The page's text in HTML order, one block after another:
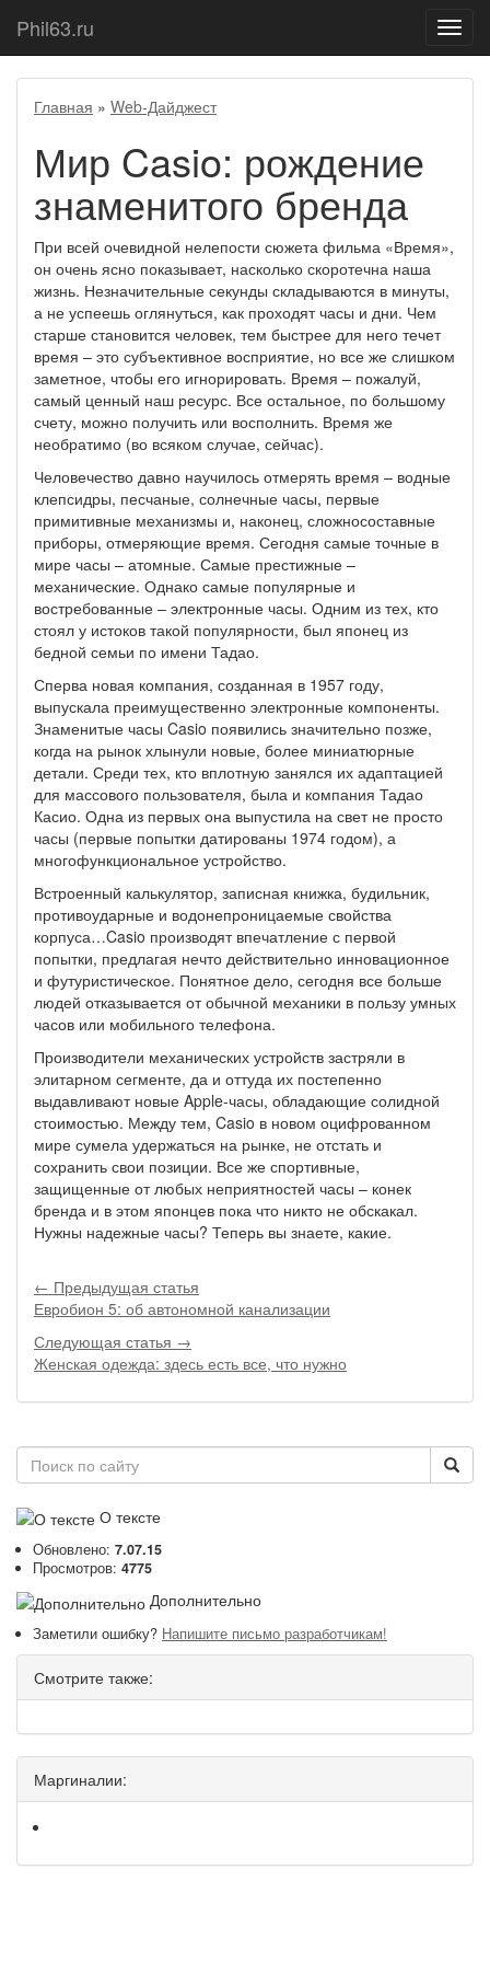
меню
Phil63.ru
Главная » Web-Дайджест
Мир Casio: рождение
знаменитого бренда
При всей очевидной нелепости сюжета фильма «Время»,
он очень ясно показывает, насколько скоротечна наша
жизнь. Незначительные секунды складываются в минуты,
а не успеешь оглянуться, как проходят часы и дни. Чем
старше становится человек, тем быстрее для него течет
время – это субъективное восприятие, но все же слишком
заметное, чтобы его игнорировать. Время – пожалуй,
самый ценный наш ресурс. Все остальное, по большому
счету, можно получить или восполнить. Время же
необратимо (во всяком случае, сейчас).
Человечество давно научилось отмерять время – водные
клепсидры, песчаные, солнечные часы, первые
примитивные механизмы и, наконец, сложносоставные
приборы, отмеряющие время. Сегодня самые точные в
мире часы – атомные. Самые престижные –
механические. Однако самые популярные и
востребованные – электронные часы. Одним из тех, кто
стоял у истоков такой популярности, был японец из
бедной семьи по имени Тадао.
Сперва новая компания, созданная в 1957 году,
выпускала преимущественно электронные компоненты.
Знаменитые часы Casio появились значительно позже,
когда на рынок хлынули новые, более миниатюрные
детали. Среди тех, кто вплотную занялся их адаптацией
для массового пользователя, была и компания Тадао
Касио. Одна из первых она выпустила на свет не просто
часы (первые попытки датированы 1974 годом), а
многофункциональное устройство.
Встроенный калькулятор, записная книжка, будильник,
противоударные и водонепроницаемые свойства
корпуса…Casio производят впечатление с первой
попытки, предлагая нечто действительно инновационное
и футуристическое. Понятное дело, сегодня все больше
людей отказывается от обычной механики в пользу умных
часов или мобильного телефона.
Производители механических устройств застряли в
элитарном сегменте, да и оттуда их постепенно
выдавливают новые Apple-часы, обладающие солидной
стоимостью. Между тем, Casio в новом оцифрованном
мире сумела удержаться на рынке, не отстать и
сохранить свои позиции. Все же спортивные,
защищенные от любых неприятностей часы – конек
бренда и в этом японцев пока что никто не обскакал.
Нужны надежные часы? Теперь вы знаете, какие.
← Предыдущая статья
Евробион 5: об автономной канализации
Следующая статья →
Женская одежда: здесь есть все, что нужно
О тексте
Обновлено: 7.07.15
Просмотров: 4775
Дополнительно
Заметили ошибку? Напишите письмо разработчикам!
Смотрите также:
Маргиналии: